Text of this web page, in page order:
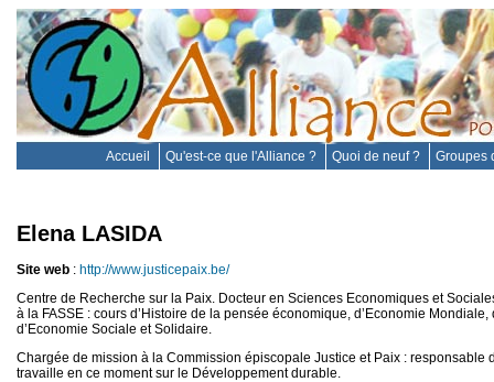
Accueil Qu'est-ce que l'Alliance ? Quoi de neuf ? Groupes
Elena LASIDA
Site web : http://www.justicepaix.be/
Centre de Recherche sur la Paix. Docteur en Sciences Economiques et
à la FASSE : cours d’Histoire de la pensée économique, d’Economie
d’Economie Sociale et Solidaire.
Chargée de mission à la Commission épiscopale Justice et Paix : responsable
travaille en ce moment sur le Développement durable.